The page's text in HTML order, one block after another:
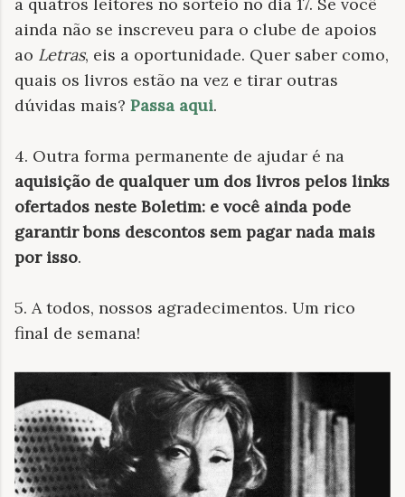
ainda não se inscreveu para o clube de apoios
ao Letras, eis a oportunidade. Quer saber como,
quais os livros estão na vez e tirar outras
dúvidas mais? Passa aqui.
4. Outra forma permanente de ajudar é na
aquisição de qualquer um dos livros pelos links
ofertados neste Boletim: e você ainda pode
garantir bons descontos sem pagar nada mais
por isso.
5. A todos, nossos agradecimentos. Um rico
final de semana!